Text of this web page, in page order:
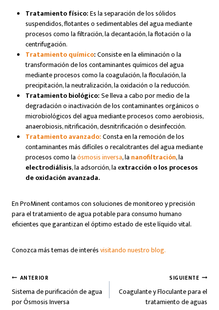
Tratamiento físico:Es la separación de los sólidos
suspendidos, flotantes o sedimentables del agua mediante
procesos como la filtración, la decantación, la flotación o la
centrifugación.
Tratamiento químico:Consiste en la eliminación o la
transformación de los contaminantes químicos del agua
mediante procesos como la coagulación, la floculación, la
precipitación, la neutralización, la oxidación o la reducción.
Tratamiento biológico:Se lleva a cabo por medio de la
degradación o inactivación de los contaminantes orgánicos o
microbiológicos del agua mediante procesos como aerobiosis,
anaerobiosis, nitrificación, desnitrificación o desinfección.
Tratamiento avanzado:Consta en la remoción de los
contaminantes más difíciles o recalcitrantes del agua mediante
procesos como laósmosis inversa, la nanofiltración, la
electrodiálisis, la adsorción, la extracción o los procesos
de oxidación avanzada.
En ProMinent contamos con soluciones de monitoreo y precisión
para el tratamiento de agua potable para consumo humano
eficientes que garantizan el óptimo estado de este líquido vital.
Conozca más temas de interésvisitando nuestro blog.
Navegación
de
ANTERIOR
Sistema de purificación de agua
por Ósmosis Inversa
SIGUIENTE
Coagulante y Floculante para el
tratamiento de aguas